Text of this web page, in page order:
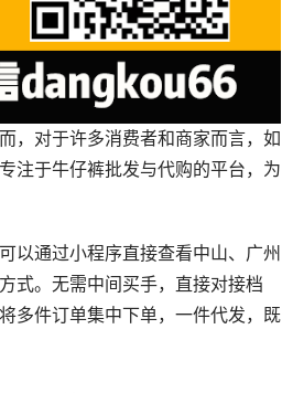
，对于许多消费者和商家而言，如
注于牛仔裤批发与代购的平台，为
以通过小程序直接查看中山、广州
式。无需中间买手，直接对接档
多件订单集中下单，一件代发，既